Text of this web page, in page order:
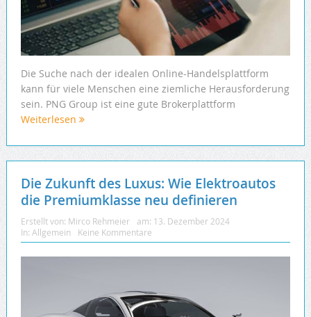
Die Suche nach der idealen Online-Handelsplattform
kann für viele Menschen eine ziemliche Herausforderung
sein. PNG Group ist eine gute Brokerplattform
Weiterlesen
Die Zukunft des Luxus: Wie Elektroautos
die Premiumklasse neu definieren
Erstellt von: Mirco Rehmeier am: 13. Dezember 2024
In: Allgemein Keine Kommentare